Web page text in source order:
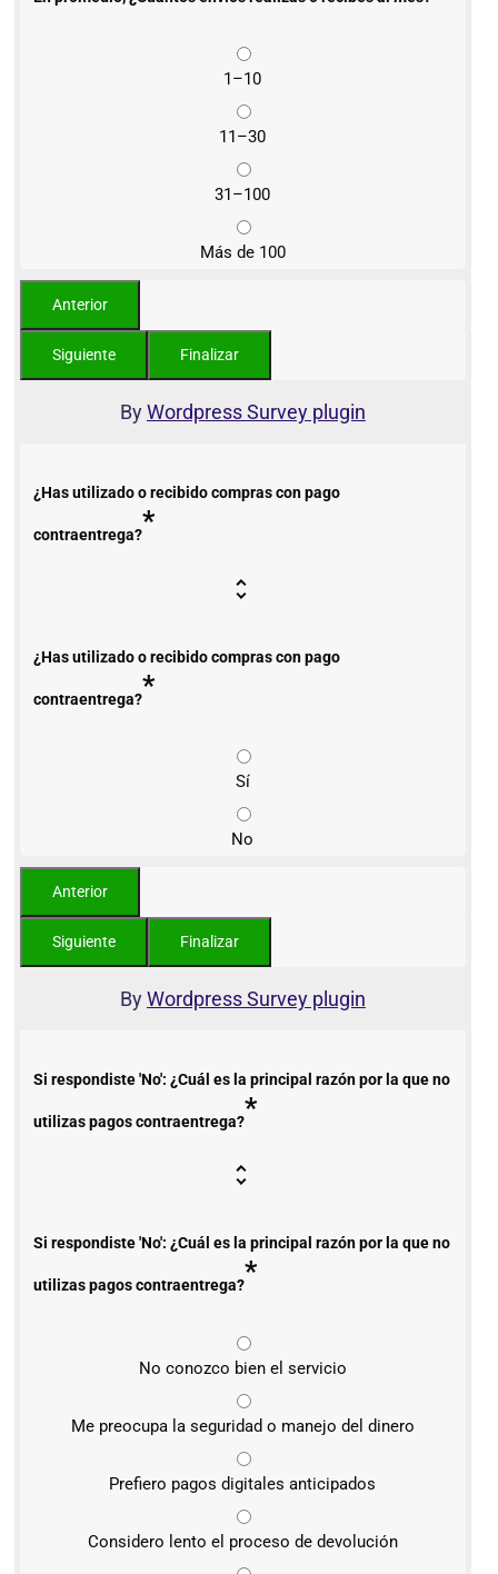
1–10
11–30
31–100
Más de 100
ByWordpress Survey plugin
¿Has utilizado o recibido compras con pago
contraentrega?*
¿Has utilizado o recibido compras con pago
contraentrega?*
Sí
No
ByWordpress Survey plugin
Si respondiste 'No': ¿Cuál es la principal razón por la que no
utilizas pagos contraentrega?*
Si respondiste 'No': ¿Cuál es la principal razón por la que no
utilizas pagos contraentrega?*
No conozco bien el servicio
Me preocupa la seguridad o manejo del dinero
Prefiero pagos digitales anticipados
Considero lento el proceso de devolución